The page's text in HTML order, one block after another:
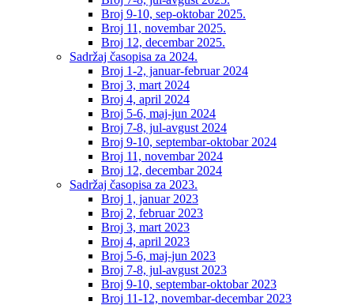
Broj 9-10, sep-oktobar 2025.
Broj 11, novembar 2025.
Broj 12, decembar 2025.
Sadržaj časopisa za 2024.
Broj 1-2, januar-februar 2024
Broj 3, mart 2024
Broj 4, april 2024
Broj 5-6, maj-jun 2024
Broj 7-8, jul-avgust 2024
Broj 9-10, septembar-oktobar 2024
Broj 11, novembar 2024
Broj 12, decembar 2024
Sadržaj časopisa za 2023.
Broj 1, januar 2023
Broj 2, februar 2023
Broj 3, mart 2023
Broj 4, april 2023
Broj 5-6, maj-jun 2023
Broj 7-8, jul-avgust 2023
Broj 9-10, septembar-oktobar 2023
Broj 11-12, novembar-decembar 2023